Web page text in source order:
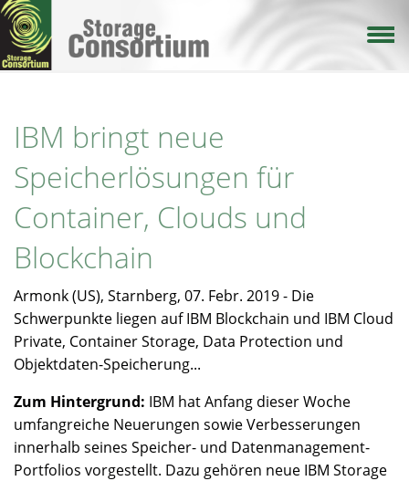
Direkt
zum
Inhalt
IBM bringt neue
Speicherlösungen für
Container, Clouds und
Blockchain
Armonk (US), Starnberg, 07. Febr. 2019 - Die
Schwerpunkte liegen auf IBM Blockchain und IBM Cloud
Private, Container Storage, Data Protection und
Objektdaten-Speicherung...
Zum Hintergrund: IBM hat Anfang dieser Woche
umfangreiche Neuerungen sowie Verbesserungen
innerhalb seines Speicher- und Datenmanagement-
Portfolios vorgestellt. Dazu gehören neue IBM Storage